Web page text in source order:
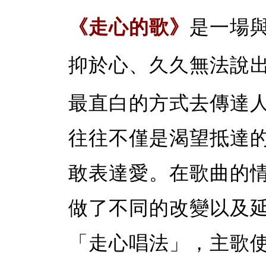
《走心的歌》 是一場
抑於心、久久無法說
最直白的方式去傳達
往往不僅是渴望抵達
敢表達愛。在歌曲的
做了不同的改變以及
「走心唱法」，主歌